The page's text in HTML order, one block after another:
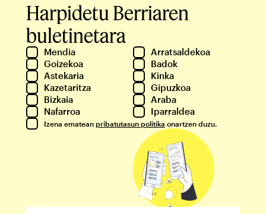
Harpidetu Berriaren
buletinetara
Mendia
Arratsaldekoa
Goizekoa
Badok
Astekaria
Kinka
Kazetaritza
Gipuzkoa
Bizkaia
Araba
Nafarroa
Iparraldea
Izena ematean pribatutasun politika onartzen duzu.